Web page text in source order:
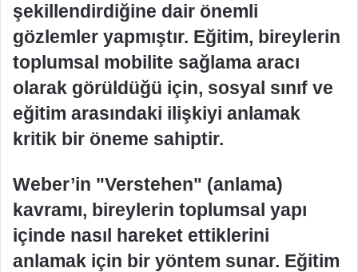
şekillendirdiğine dair önemli
gözlemler yapmıştır. Eğitim, bireylerin
toplumsal mobilite sağlama aracı
olarak görüldüğü için, sosyal sınıf ve
eğitim arasındaki ilişkiyi anlamak
kritik bir öneme sahiptir.
Weber’in "Verstehen" (anlama)
kavramı, bireylerin toplumsal yapı
içinde nasıl hareket ettiklerini
anlamak için bir yöntem sunar. Eğitim